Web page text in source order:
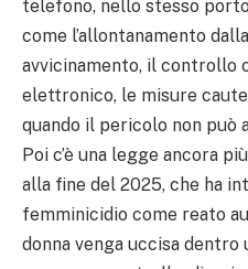
telefono, nello stesso
come l’allontanamento
avvicinamento, il controllo
elettronico, le misure
quando il pericolo non può
Poi c’è una legge ancora
alla fine del 2025, che ha
femminicidio come reato
donna venga uccisa dentro